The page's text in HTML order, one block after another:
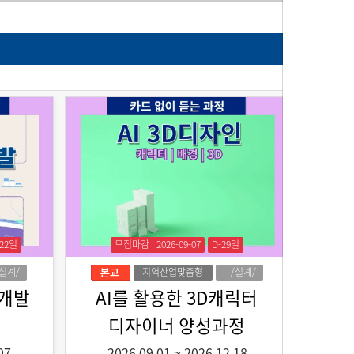
일
계/
인발
모집마감 : 2026-09-07
D-29일
지역산업맞춤형
IT/설계/
디자인
AI를 활용한 3D캐릭터
디자이너 양성과정